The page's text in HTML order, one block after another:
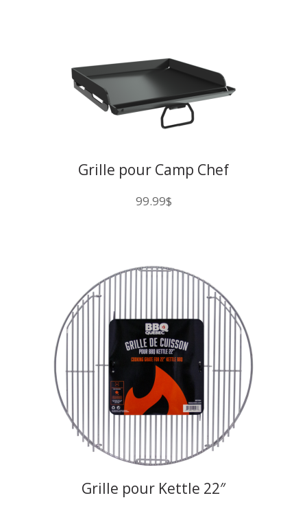
Grille pour Camp Chef
99.99$
Grille pour Kettle 22″